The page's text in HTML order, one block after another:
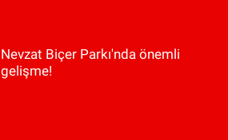
Nevzat Biçer Parkı'nda önemli
gelişme!